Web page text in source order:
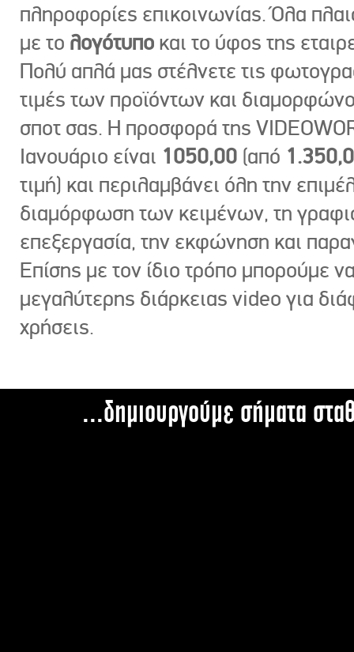
πληροφορίες επικοινωνίας. Όλα
με το λογότυπο και το ύφος της
Πολύ απλά μας στέλνετε τις
τιμές των προϊόντων και
σποτ σας. Η προσφορά της
Ιανουάριο είναι 1050,00 (από
τιμή) και περιλαμβάνει όλη την
διαμόρφωση των κειμένων, τη
επεξεργασία, την εκφώνηση και
Επίσης με τον ίδιο τρόπο μπορούμε
μεγαλύτερης διάρκειας video για
χρήσεις.
...δημιουργούμε σήματα